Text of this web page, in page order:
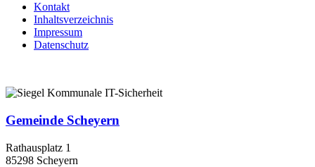
Kontakt
Inhaltsverzeichnis
Impressum
Datenschutz
Gemeinde Scheyern
Rathausplatz 1
85298 Scheyern